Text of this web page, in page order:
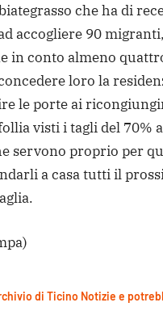
che ha di
accogliere 90
in conto almeno
loro la
le porte ai
visti i tagli del 70%
servono proprio per
a casa tutti il
di Ticino Notizie e